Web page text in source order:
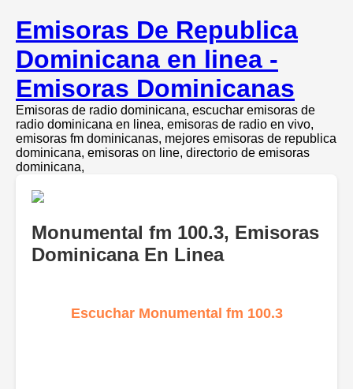
Emisoras De Republica
Dominicana en linea -
Emisoras Dominicanas
Emisoras de radio dominicana, escuchar emisoras de
radio dominicana en linea, emisoras de radio en vivo,
emisoras fm dominicanas, mejores emisoras de republica
dominicana, emisoras on line, directorio de emisoras
dominicana,
Monumental fm 100.3, Emisoras
Dominicana En Linea
Escuchar Monumental fm 100.3